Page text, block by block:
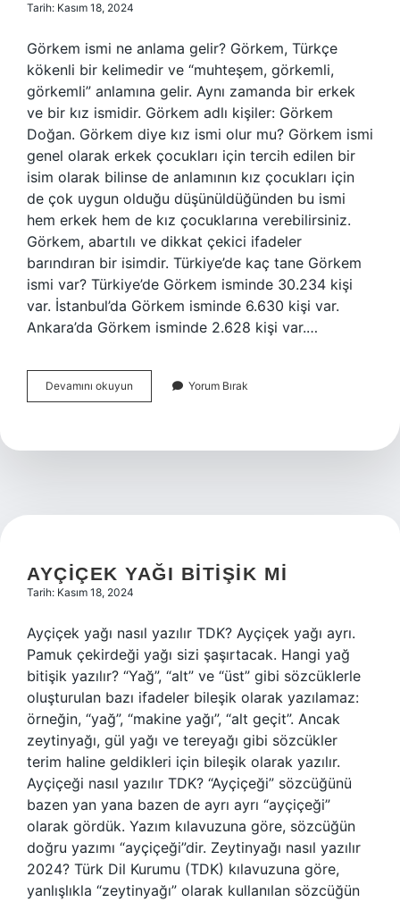
Tarih: Kasım 18, 2024
Görkem ismi ne anlama gelir? Görkem, Türkçe
kökenli bir kelimedir ve “muhteşem, görkemli,
görkemli” anlamına gelir. Aynı zamanda bir erkek
ve bir kız ismidir. Görkem adlı kişiler: Görkem
Doğan. Görkem diye kız ismi olur mu? Görkem ismi
genel olarak erkek çocukları için tercih edilen bir
isim olarak bilinse de anlamının kız çocukları için
de çok uygun olduğu düşünüldüğünden bu ismi
hem erkek hem de kız çocuklarına verebilirsiniz.
Görkem, abartılı ve dikkat çekici ifadeler
barındıran bir isimdir. Türkiye’de kaç tane Görkem
ismi var? Türkiye’de Görkem isminde 30.234 kişi
var. İstanbul’da Görkem isminde 6.630 kişi var.
Ankara’da Görkem isminde 2.628 kişi var.…
Devamını okuyun
Ismi
Mu
Yorum Bırak
AYÇIÇEK YAĞI BITIŞIK MI
Tarih: Kasım 18, 2024
Ayçiçek yağı nasıl yazılır TDK? Ayçiçek yağı ayrı.
Pamuk çekirdeği yağı sizi şaşırtacak. Hangi yağ
bitişik yazılır? “Yağ”, “alt” ve “üst” gibi sözcüklerle
oluşturulan bazı ifadeler bileşik olarak yazılamaz:
örneğin, “yağ”, “makine yağı”, “alt geçit”. Ancak
zeytinyağı, gül yağı ve tereyağı gibi sözcükler
terim haline geldikleri için bileşik olarak yazılır.
Ayçiçeği nasıl yazılır TDK? “Ayçiçeği” sözcüğünü
bazen yan yana bazen de ayrı ayrı “ayçiçeği”
olarak gördük. Yazım kılavuzuna göre, sözcüğün
doğru yazımı “ayçiçeği”dir. Zeytinyağı nasıl yazılır
2024? Türk Dil Kurumu (TDK) kılavuzuna göre,
yanlışlıkla “zeytinyağı” olarak kullanılan sözcüğün